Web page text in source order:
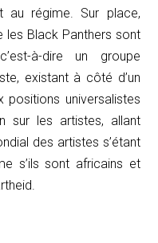
au régime. Sur place,
les Black Panthers sont
à-dire un groupe
existant à côté d’un
universalistes
sur les artistes, allant
des artistes s’étant
s’ils sont africains et